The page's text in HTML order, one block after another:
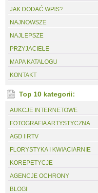
JAK DODAĆ WPIS?
NAJNOWSZE
NAJLEPSZE
PRZYJACIELE
MAPA KATALOGU
KONTAKT
Top 10 kategorii:
AUKCJE INTERNETOWE
FOTOGRAFIA ARTYSTYCZNA
AGD I RTV
FLORYSTYKA I KWIACIARNIE
KOREPETYCJE
AGENCJE OCHRONY
BLOGI